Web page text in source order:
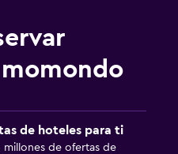
de hoteles para ti
millones de ofertas de